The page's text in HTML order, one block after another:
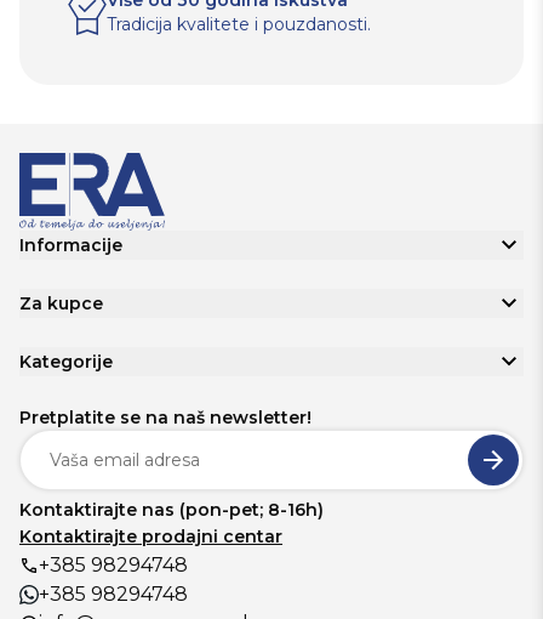
Tradicija kvalitete i pouzdanosti.
Informacije
Za kupce
Kategorije
Pretplatite se na naš newsletter!
Kontaktirajte nas (pon-pet; 8-16h)
Kontaktirajte prodajni centar
+385 98294748
+385 98294748